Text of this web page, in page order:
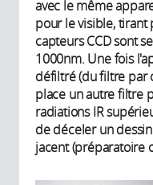
avec le même
pour le visible,
capteurs CCD sont
1000nm. Une fois
défiltré (du filtre par
place un autre filtre
radiations IR
de déceler un
jacent (préparatoire